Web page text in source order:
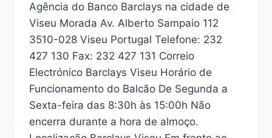
Agência do Banco Barclays na cidade de
Viseu Morada Av. Alberto Sampaio 112
3510-028 Viseu Portugal Telefone: 232
427 130 Fax: 232 427 131 Correio
Electrónico Barclays Viseu Horário de
Funcionamento do Balcão De Segunda a
Sexta-feira das 8:30h às 15:00h Não
encerra durante a hora de almoço.